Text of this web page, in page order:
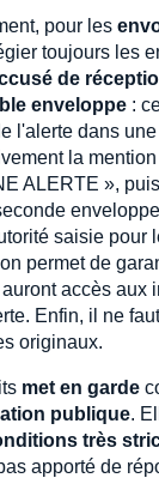
pour les
toujours les
de
enveloppe :
l'alerte dans
la
ALERTE »,
saisie pour
permet de
accès aux
Enfin, il ne
originaux.
met en garde
publique.
très
apporté de